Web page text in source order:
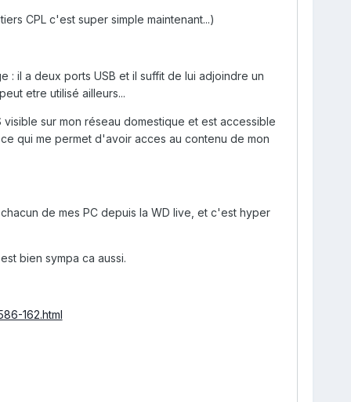
CPL c'est super simple maintenant...)
: il a deux ports USB et il suffit de lui adjoindre un
etre utilisé ailleurs...
sur mon réseau domestique et est accessible
qui me permet d'avoir acces au contenu de mon
de mes PC depuis la WD live, et c'est hyper
bien sympa ca aussi.
162.html